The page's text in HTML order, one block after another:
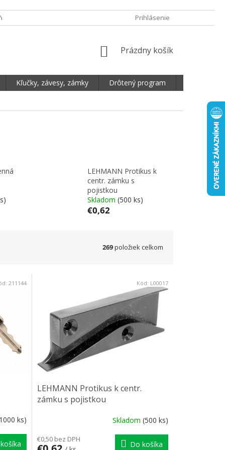
OCHRANY OSOBNÝCH ÚDAJOV DOPRAVA A PLATBA
Prihlásenie
NÁKUPNÝ KOŠÍK
Prázdny košík
Kľučky, závesy, zámky Drôtený program
LEHMANN Protikus k
centr. zámku s
pojistkou
Skladom (500 ks)
€0,62
269položiek celkom
ks)
211144
LEHMANN Protikus k centr.
zámku s pojistkou
Skladom (500 ks)
€0,50 bez DPH
Do košíka
Kód: L00017